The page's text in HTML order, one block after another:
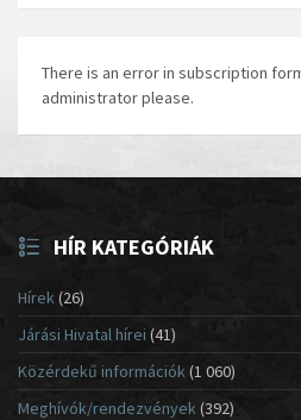
There is an error in subscription
administrator please.
HÍR KATEGÓRIÁK
Hírek(26)
Járási Hivatal hírei (41)
Közérdekű információk(1 060)
Meghívók/rendezvények (392)